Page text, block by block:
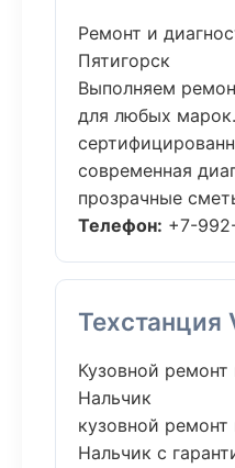
Ремонт и
Пятигорск
Выполняем
для любых
современная
прозрачные
Телефон: +7-
Техстанция
Кузовной ремонт
Нальчик
кузовной ремонт
Нальчик с